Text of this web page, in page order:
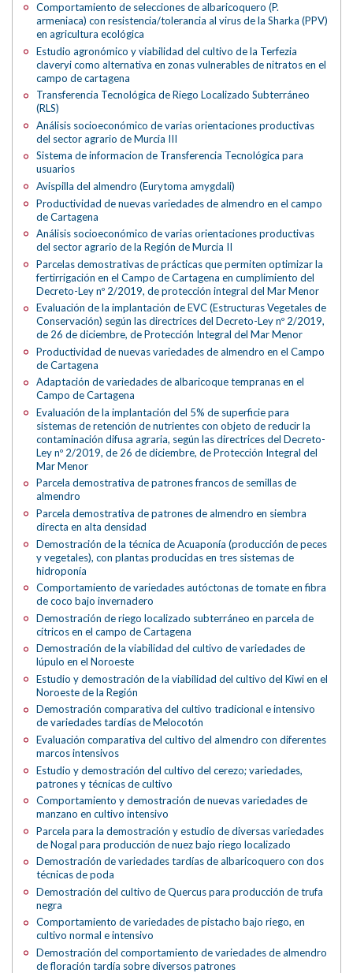
Comportamiento de selecciones de albaricoquero (P.
armeniaca) con resistencia/tolerancia al virus de la Sharka (PPV)
en agricultura ecológica
Estudio agronómico y viabilidad del cultivo de la Terfezia
claveryi como alternativa en zonas vulnerables de nitratos en el
campo de cartagena
Transferencia Tecnológica de Riego Localizado Subterráneo
(RLS)
Análisis socioeconómico de varias orientaciones productivas
del sector agrario de Murcia III
Sistema de informacion de Transferencia Tecnológica para
usuarios
Avispilla del almendro (Eurytoma amygdali)
Productividad de nuevas variedades de almendro en el campo
de Cartagena
Análisis socioeconómico de varias orientaciones productivas
del sector agrario de la Región de Murcia II
Parcelas demostrativas de prácticas que permiten optimizar la
fertirrigación en el Campo de Cartagena en cumplimiento del
Decreto-Ley nº 2/2019, de protección integral del Mar Menor
Evaluación de la implantación de EVC (Estructuras Vegetales de
Conservación) según las directrices del Decreto-Ley nº 2/2019,
de 26 de diciembre, de Protección Integral del Mar Menor
Productividad de nuevas variedades de almendro en el Campo
de Cartagena
Adaptación de variedades de albaricoque tempranas en el
Campo de Cartagena
Evaluación de la implantación del 5% de superficie para
sistemas de retención de nutrientes con objeto de reducir la
contaminación difusa agraria, según las directrices del Decreto-
Ley nº 2/2019, de 26 de diciembre, de Protección Integral del
Mar Menor
Parcela demostrativa de patrones francos de semillas de
almendro
Parcela demostrativa de patrones de almendro en siembra
directa en alta densidad
Demostración de la técnica de Acuaponía (producción de peces
y vegetales), con plantas producidas en tres sistemas de
hidroponía
Comportamiento de variedades autóctonas de tomate en fibra
de coco bajo invernadero
Demostración de riego localizado subterráneo en parcela de
cítricos en el campo de Cartagena
Demostración de la viabilidad del cultivo de variedades de
lúpulo en el Noroeste
Estudio y demostración de la viabilidad del cultivo del Kiwi en el
Noroeste de la Región
Demostración comparativa del cultivo tradicional e intensivo
de variedades tardías de Melocotón
Evaluación comparativa del cultivo del almendro con diferentes
marcos intensivos
Estudio y demostración del cultivo del cerezo; variedades,
patrones y técnicas de cultivo
Comportamiento y demostración de nuevas variedades de
manzano en cultivo intensivo
Parcela para la demostración y estudio de diversas variedades
de Nogal para producción de nuez bajo riego localizado
Demostración de variedades tardías de albaricoquero con dos
técnicas de poda
Demostración del cultivo de Quercus para producción de trufa
negra
Comportamiento de variedades de pistacho bajo riego, en
cultivo normal e intensivo
Demostración del comportamiento de variedades de almendro
de floración tardía sobre diversos patrones